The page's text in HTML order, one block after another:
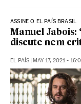
ASSINE O EL PAÍS BRASIL
Manuel Jabois:
discute nem
EL PAÍS | MAY 17, 2021 -